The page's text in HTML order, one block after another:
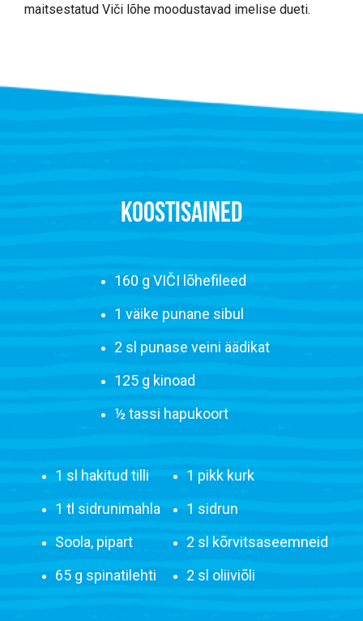
maitsestatud Viči lõhe moodustavad imelise dueti.
KOOSTISAINED
160 g VIČI lõhefileed
1 väike punane sibul
2 sl punase veini äädikat
125 g kinoad
½ tassi hapukoort
1 sl hakitud tilli
1 tl sidrunimahla
Soola, pipart
65 g spinatilehti
1 pikk kurk
1 sidrun
2 sl kõrvitsaseemneid
2 sl oliiviõli